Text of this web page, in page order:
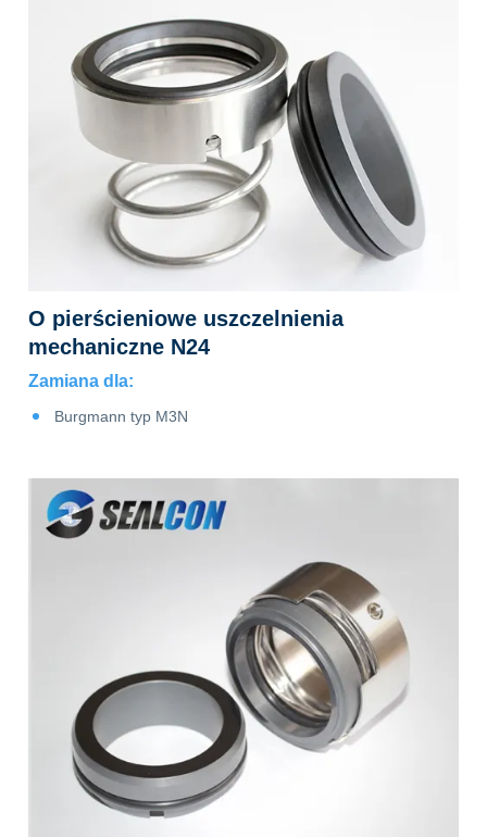
O pierścieniowe uszczelnienia
mechaniczne N24
Zamiana dla:
Burgmann typ M3N